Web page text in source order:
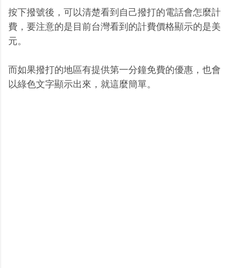
按下撥號後，可以清楚看到自己撥打的電話會怎麼計
費，要注意的是目前台灣看到的計費價格顯示的是美
元。
而如果撥打的地區有提供第一分鐘免費的優惠，也會
以綠色文字顯示出來，就這麼簡單。